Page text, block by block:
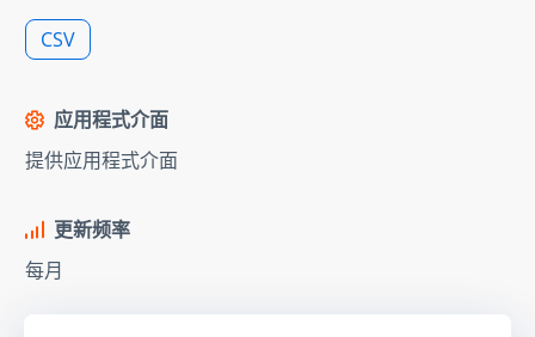
CSV
应用程式介面
提供应用程式介面
更新频率
每月